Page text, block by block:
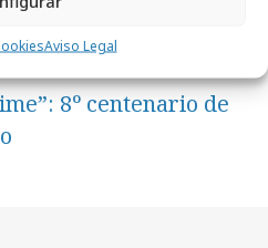
Aviso Legal
8º centenario de